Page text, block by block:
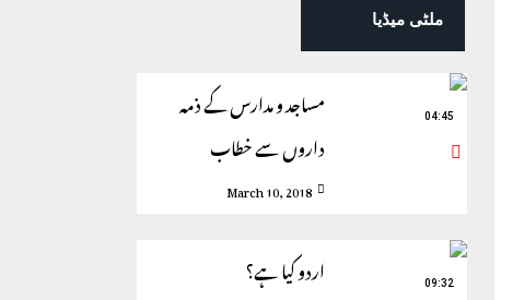
ملٹی میڈیا
مساجد و مدارس کے ذمہ
داروں سے خطاب
March 10, 2018
04:45
اردو کیا ہے؟ 09:32